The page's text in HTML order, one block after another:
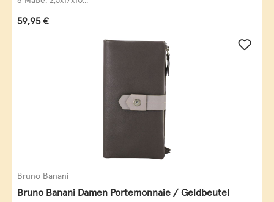
Regulärer Preis:
59,95 €
Bruno Banani
Bruno Banani Damen Portemonnaie / Geldbeutel